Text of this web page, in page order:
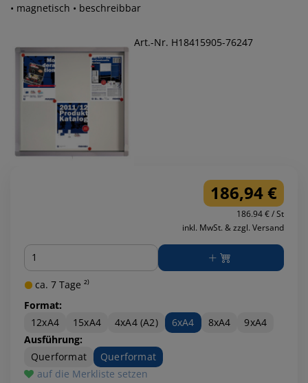
• magnetisch • beschreibbar
Art.-Nr. H18415905-76247
186,94 €
186.94 € / St
inkl. MwSt. & zzgl. Versand
Menge
ca. 7 Tage ²⁾
Format:
12xA4
15xA4 4xA4 (A2) 6xA4 8xA4
9xA4
Ausführung:
Querformat
Querformat
auf die Merkliste setzen